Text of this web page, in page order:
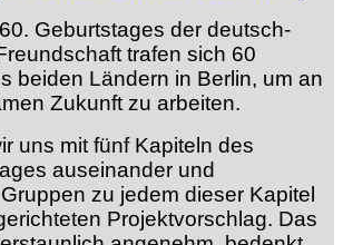
Geburtstages der deutsch-
trafen sich 60
beiden Ländern in Berlin, um an
Zukunft zu arbeiten.
uns mit fünf Kapiteln des
auseinander und
zu jedem dieser Kapitel
Projektvorschlag. Das